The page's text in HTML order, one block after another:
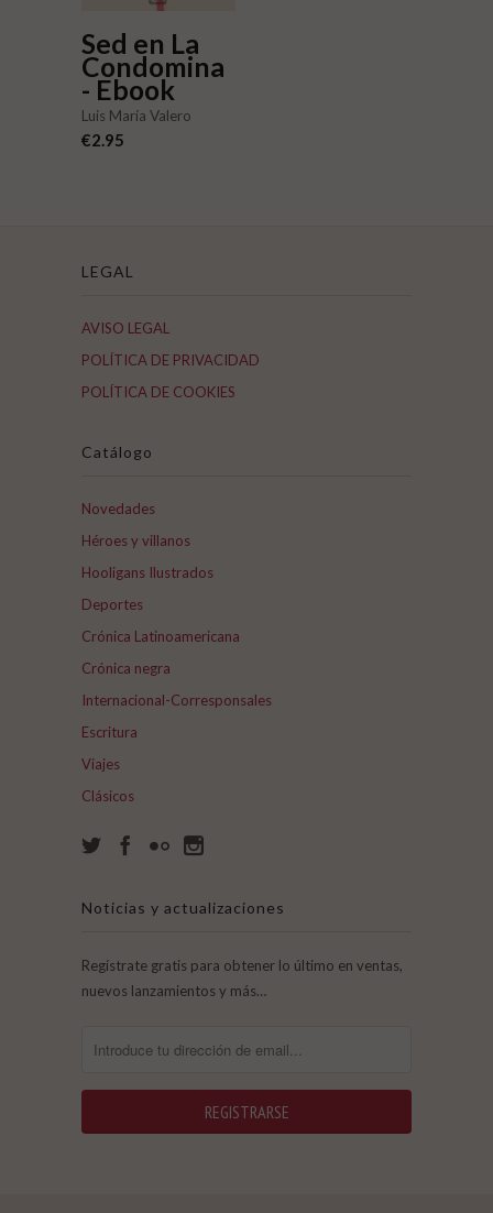
Sed en La
Condomina
- Ebook
Luis María Valero
€2.95
LEGAL
AVISO LEGAL
POLÍTICA DE PRIVACIDAD
POLÍTICA DE COOKIES
Catálogo
Novedades
Héroes y villanos
Hooligans Ilustrados
Deportes
Crónica Latinoamericana
Crónica negra
Internacional-Corresponsales
Escritura
Viajes
Clásicos
Noticias y actualizaciones
Regístrate gratis para obtener lo último en ventas,
nuevos lanzamientos y más…